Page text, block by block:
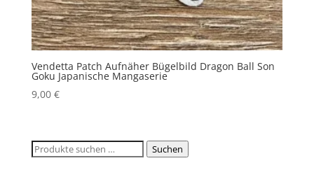
Vendetta Patch Aufnäher Bügelbild Dragon Ball Son
Goku Japanische Mangaserie
9,00 €
Suchen
Suchen